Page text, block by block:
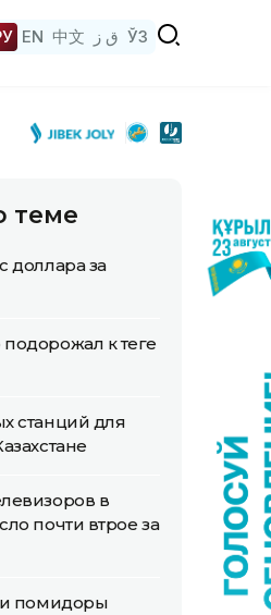
EN 中文 ق ز ЎЗ
теме
доллара за
к теңге
станций для
в
почти втрое за
и помидоры